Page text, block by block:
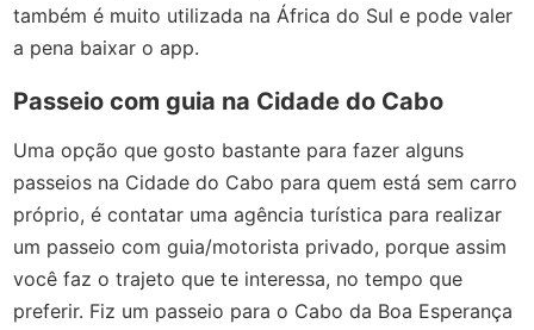
também é muito utilizada na África do Sul e pode valer
a pena baixar o app.
Passeio com guia na Cidade do Cabo
Uma opção que gosto bastante para fazer alguns
passeios na Cidade do Cabo para quem está sem carro
próprio, é contatar uma agência turística para realizar
um passeio com guia/motorista privado, porque assim
você faz o trajeto que te interessa, no tempo que
preferir. Fiz um passeio para o Cabo da Boa Esperança